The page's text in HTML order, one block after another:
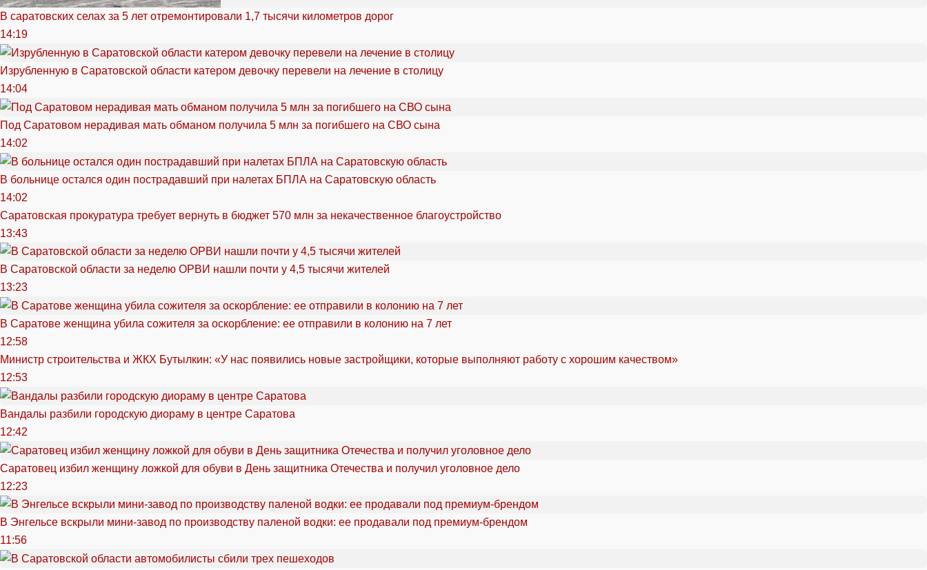
В саратовских селах за 5 лет отремонтировали 1,7 тысячи километров дорог
14:19
Изрубленную в Саратовской области катером девочку перевели на лечение в столицу
14:04
Под Саратовом нерадивая мать обманом получила 5 млн за погибшего на СВО сына
14:02
В больнице остался один пострадавший при налетах БПЛА на Саратовскую область
14:02
Саратовская прокуратура требует вернуть в бюджет 570 млн за некачественное благоустройство
13:43
В Саратовской области за неделю ОРВИ нашли почти у 4,5 тысячи жителей
13:23
В Саратове женщина убила сожителя за оскорбление: ее отправили в колонию на 7 лет
12:58
Министр строительства и ЖКХ Бутылкин: «У нас появились новые застройщики, которые выполняют работу с хорошим качеством»
12:53
Вандалы разбили городскую диораму в центре Саратова
12:42
Саратовец избил женщину ложкой для обуви в День защитника Отечества и получил уголовное дело
12:23
В Энгельсе вскрыли мини-завод по производству паленой водки: ее продавали под премиум-брендом
11:56